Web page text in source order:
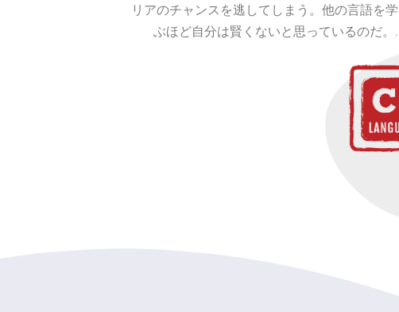
リアのチャンスを逃してしまう。他の言語を学
ぶほど自分は賢くないと思っているのだ。.